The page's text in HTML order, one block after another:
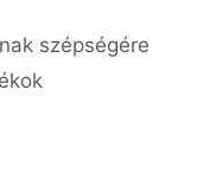
szépségére